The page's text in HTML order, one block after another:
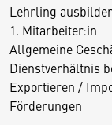
Lehrling
1. Mitarbeiter:in
Allgemeine
Dienstverhältnis
Exportieren /
Förderungen